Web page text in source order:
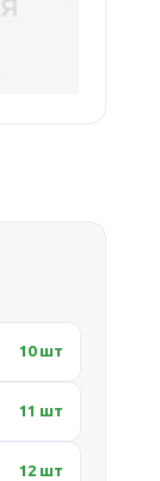
10 шт
11 шт
12 шт